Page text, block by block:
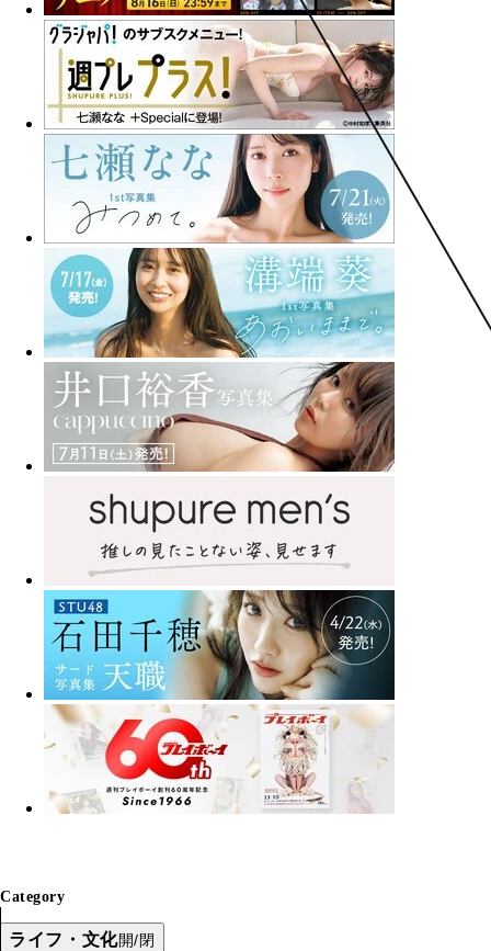
Category
ライフ・文化開/閉